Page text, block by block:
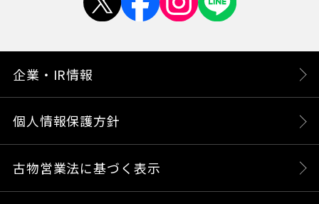
企業・IR情報
個人情報保護方針
古物営業法に基づく表示